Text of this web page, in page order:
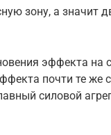
зону, а значит
эффекта на
почти те же
силовой